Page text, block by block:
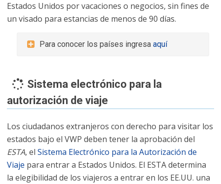
Estados Unidos por vacaciones o negocios, sin fines de
un visado para estancias de menos de 90 días.
Para conocer los países ingresa aquí
Sistema electrónico para la
autorización de viaje
Los ciudadanos extranjeros con derecho para visitar los
estados bajo el VWP deben tener la aprobación del
ESTA, el Sistema Electrónico para la Autorización de
Viaje para entrar a Estados Unidos. El ESTA determina
la elegibilidad de los viajeros a entrar en los EE.UU. una